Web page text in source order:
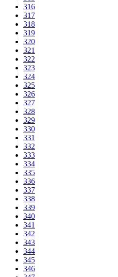
316
317
318
319
320
321
322
323
324
325
326
327
328
329
330
331
332
333
334
335
336
337
338
339
340
341
342
343
344
345
346